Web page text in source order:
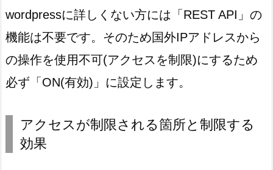
wordpressに詳しくない方には「REST API」の
機能は不要です。そのため国外IPアドレスから
の操作を使用不可(アクセスを制限)にするため
必ず「ON(有効)」に設定します。
アクセスが制限される箇所と制限する
効果